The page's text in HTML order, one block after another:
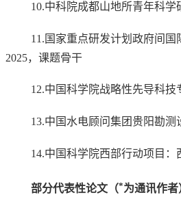
10.中科院成都山地所青年科
11.国家重点研发计划政府间
2025，课题骨干
12.中国科学院战略性先导科
13.中国水电顾问集团贵阳勘
14.中国科学院西部行动项目
部分代表性论文（*为通讯作者